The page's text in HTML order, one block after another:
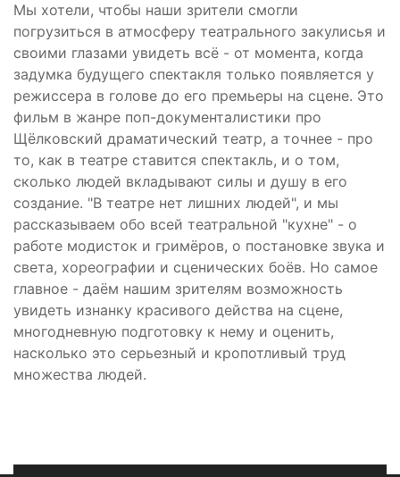
Мы хотели, чтобы наши зрители смогли
погрузиться в атмосферу театрального закулисья и
своими глазами увидеть всё - от момента, когда
задумка будущего спектакля только появляется у
режиссера в голове до его премьеры на сцене. Это
фильм в жанре поп-документалистики про
Щёлковский драматический театр, а точнее - про
то, как в театре ставится спектакль, и о том,
сколько людей вкладывают силы и душу в его
создание. "В театре нет лишних людей", и мы
рассказываем обо всей театральной "кухне" - о
работе модисток и гримёров, о постановке звука и
света, хореографии и сценических боёв. Но самое
главное - даём нашим зрителям возможность
увидеть изнанку красивого действа на сцене,
многодневную подготовку к нему и оценить,
насколько это серьезный и кропотливый труд
множества людей.